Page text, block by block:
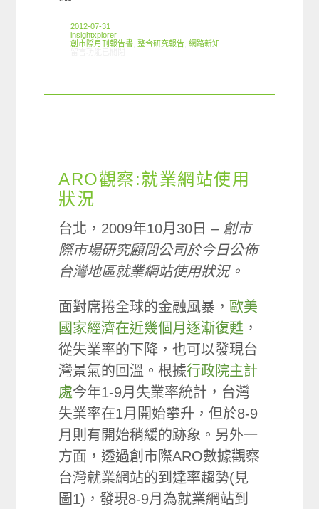
2012-07-31
insightxplorer
創市際月刊報告書 ,整合研究報告 ,網路新知
ARO觀察:就業網站使用
狀況
台北，2009年10月30日 – 創市
際市場研究顧問公司於今日公佈
台灣地區就業網站使用狀況。
面對席捲全球的金融風暴， 歐美
國家經濟在近幾個月逐漸復甦 ，
從失業率的下降，也可以發現台
灣景氣的回溫。根據行政院主計
處今年1-9月失業率統計，台灣
失業率在1月開始攀升，但於8-9
月則有開始稍緩的跡象。另外一
方面，透過創市際ARO數據觀察
台灣就業網站的到達率趨勢(見
圖1)，發現8-9月為就業網站到